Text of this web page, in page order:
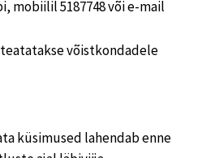
mobiilil 5187748 või e-mail
võistkondadele
küsimused lahendab enne